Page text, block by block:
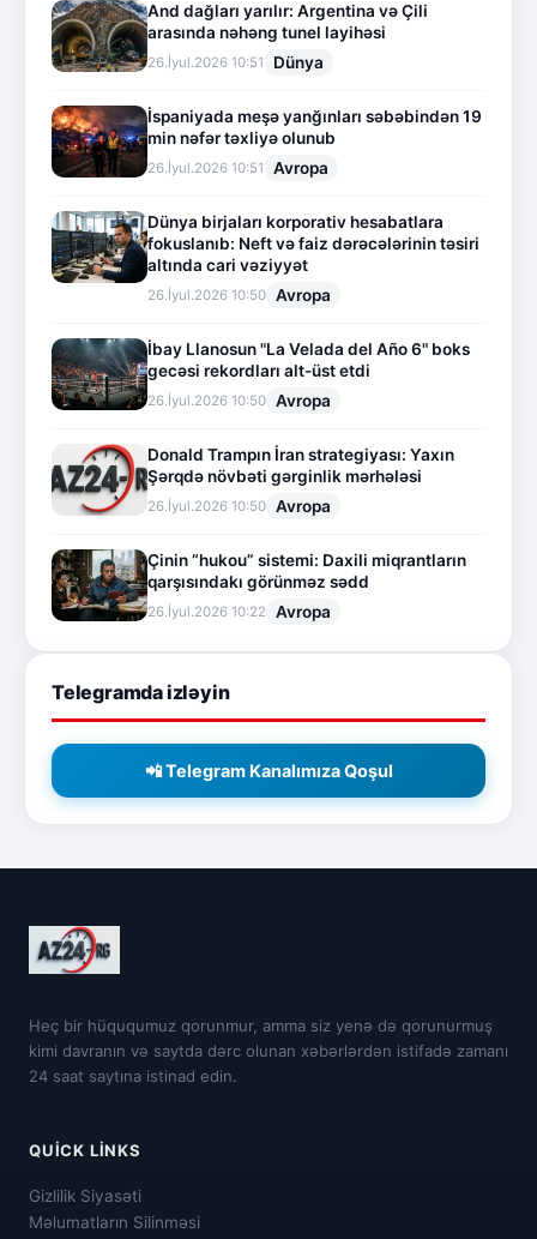
And dağları yarılır: Argentina və Çili
arasında nəhəng tunel layihəsi
26.İyul.2026 10:51 Dünya
İspaniyada meşə yanğınları səbəbindən 19
min nəfər təxliyə olunub
26.İyul.2026 10:51 Avropa
Dünya birjaları korporativ hesabatlara
fokuslanıb: Neft və faiz dərəcələrinin təsiri
altında cari vəziyyət
26.İyul.2026 10:50 Avropa
İbay Llanosun "La Velada del Año 6" boks
gecəsi rekordları alt-üst etdi
26.İyul.2026 10:50 Avropa
Donald Trampın İran strategiyası: Yaxın
Şərqdə növbəti gərginlik mərhələsi
26.İyul.2026 10:50 Avropa
Çinin “hukou” sistemi: Daxili miqrantların
qarşısındakı görünməz sədd
26.İyul.2026 10:22 Avropa
Telegramda izləyin
📲 Telegram Kanalımıza Qoşul
Heç bir hüququmuz qorunmur, amma siz yenə də qorunurmuş
kimi davranın və saytda dərc olunan xəbərlərdən istifadə zamanı
24 saat saytına istinad edin.
QUICK LINKS
Gizlilik Siyasəti
Məlumatların Silinməsi